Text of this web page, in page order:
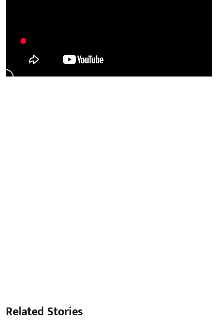
Related Stories